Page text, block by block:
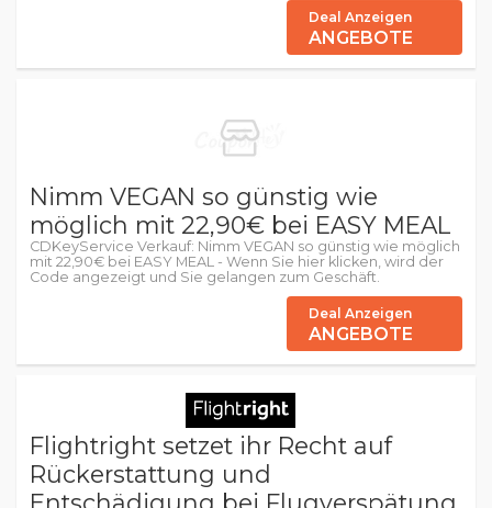
Deal Anzeigen
ANGEBOTE
Nimm VEGAN so günstig wie
möglich mit 22,90€ bei EASY MEAL
CDKeyService Verkauf: Nimm VEGAN so günstig wie möglich
mit 22,90€ bei EASY MEAL - Wenn Sie hier klicken, wird der
Code angezeigt und Sie gelangen zum Geschäft.
Deal Anzeigen
ANGEBOTE
Flightright setzet ihr Recht auf
Rückerstattung und